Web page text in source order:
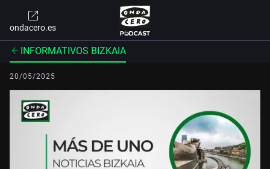
ondacero.es
INFORMATIVOS BIZKAIA
20/05/2025